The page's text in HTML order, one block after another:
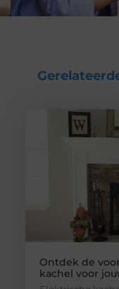
Ontdek de
kachel voor